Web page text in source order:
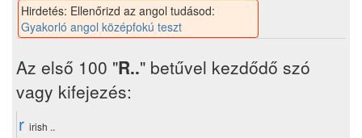
Hirdetés: Ellenőrizd az angol tudásod:
Gyakorló angol középfokú teszt
Az első 100 "R.." betűvel kezdődő szó
vagy kifejezés:
­r irish ..